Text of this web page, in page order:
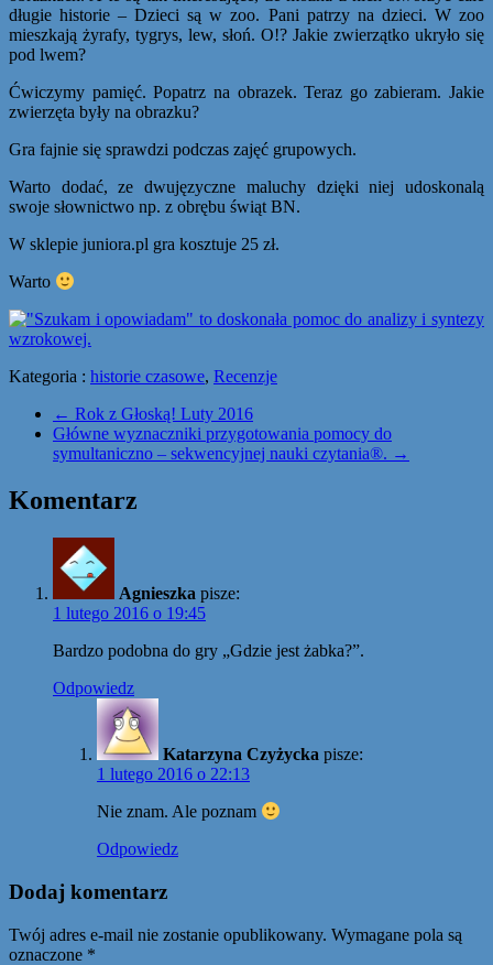
długie historie – Dzieci są w zoo. Pani patrzy na dzieci. W zoo
mieszkają żyrafy, tygrys, lew, słoń. O!? Jakie zwierzątko ukryło się
pod lwem?
Ćwiczymy pamięć. Popatrz na obrazek. Teraz go zabieram. Jakie
zwierzęta były na obrazku?
Gra fajnie się sprawdzi podczas zajęć grupowych.
Warto dodać, ze dwujęzyczne maluchy dzięki niej udoskonalą
swoje słownictwo np. z obrębu świąt BN.
W sklepie juniora.pl gra kosztuje 25 zł.
Warto
Kategoria : historie czasowe, Recenzje
← Rok z Głoską! Luty 2016
Główne wyznaczniki przygotowania pomocy do
symultaniczno – sekwencyjnej nauki czytania®. →
Komentarz
Agnieszka pisze:
1 lutego 2016 o 19:45
Bardzo podobna do gry „Gdzie jest żabka?”.
Odpowiedz
Katarzyna Czyżycka pisze:
1 lutego 2016 o 22:13
Nie znam. Ale poznam
Odpowiedz
Dodaj komentarz
Twój adres e-mail nie zostanie opublikowany. Wymagane pola są
oznaczone *